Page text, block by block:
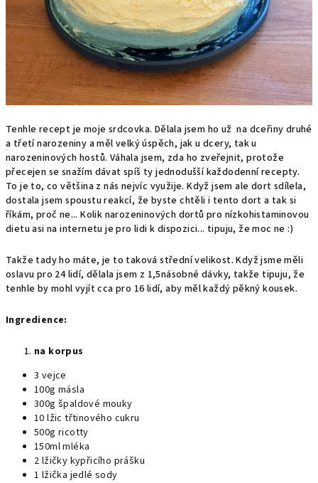
Tenhle recept je moje srdcovka. Dělala jsem ho už na dceřiny druhé
a třetí narozeniny a měl velký úspěch, jak u dcery, tak u
narozeninových hostů. Váhala jsem, zda ho zveřejnit, protože
přecejen se snažím dávat spíš ty jednodušší každodenní recepty.
To je to, co většina z nás nejvíc využije. Když jsem ale dort sdílela,
dostala jsem spoustu reakcí, že byste chtěli i tento dort a tak si
říkám, proč ne... Kolik narozeninových dortů pro nízkohistaminovou
dietu asi na internetu je pro lidi k dispozici... tipuju, že moc ne :)
Takže tady ho máte, je to taková střední velikost. Když jsme měli
oslavu pro 24 lidí, dělala jsem z 1,5násobné dávky, takže tipuju, že
tenhle by mohl vyjít cca pro 16 lidí, aby měl každý pěkný kousek.
Ingredience:
na korpus
3 vejce
100g másla
300g špaldové mouky
10 lžic třtinového cukru
500g ricotty
150ml mléka
2 lžičky kypřicího prášku
1 lžička jedlé sody